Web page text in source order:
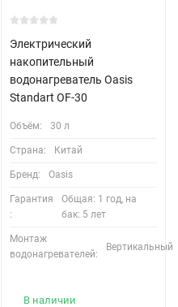
Электрический
накопительный
водонагреватель Oasis
Standart OF-30
Объём: 30 л
Страна: Китай
Бренд: Oasis
Гарантия
:
Общая: 1 год, на
бак: 5 лет
Монтаж
водонагревателей:
Вертикальный
В наличии